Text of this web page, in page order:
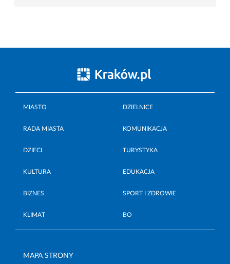
MIASTO DZIELNICE
RADA MIASTA KOMUNIKACJA
DZIECI TURYSTYKA
KULTURA EDUKACJA
BIZNES SPORT I ZDROWIE
KLIMAT BO
MAPA STRONY